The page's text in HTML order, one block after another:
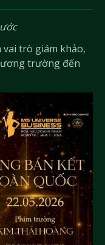
vai trò giám khảo,
trường đến